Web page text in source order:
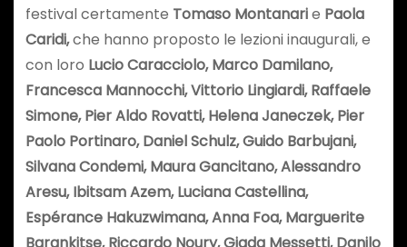
festival certamente Tomaso Montanarie Paola
Caridi,che hanno proposto le lezioni inaugurali, e
con loro Lucio Caracciolo, Marco Damilano,
Francesca Mannocchi, Vittorio Lingiardi, Raffaele
Simone, Pier Aldo Rovatti, Helena Janeczek, Pier
Paolo Portinaro, Daniel Schulz, Guido Barbujani,
Silvana Condemi, Maura Gancitano, Alessandro
Aresu, Ibitsam Azem, Luciana Castellina,
Espérance Hakuzwimana, Anna Foa, Marguerite
Barankitse, Riccardo Noury, Giada Messetti, Danilo